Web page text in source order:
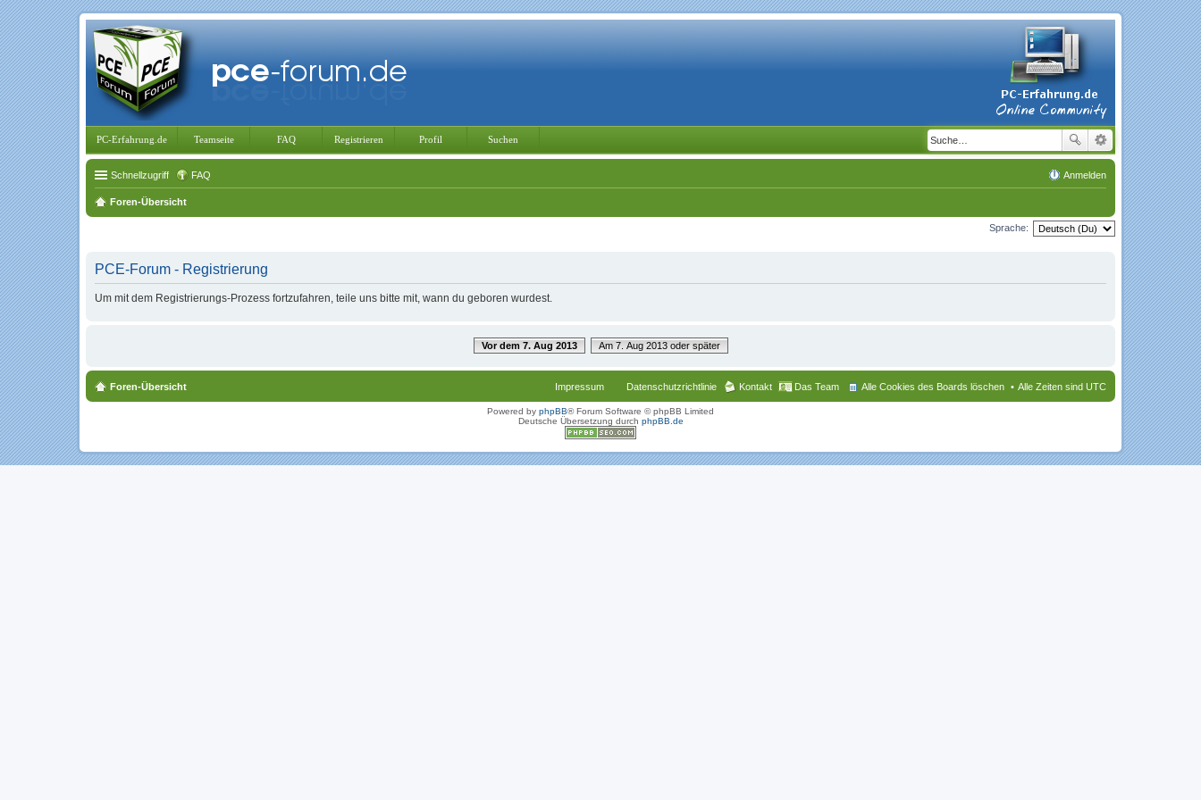
PC-Erfahrung.de Teamseite FAQ Registrieren Profil Suchen
Schnellzugriff FAQ Anmelden
Foren-Übersicht
Sprache:
PCE-Forum - Registrierung
Um mit dem Registrierungs-Prozess fortzufahren, teile uns bitte mit, wann du geboren wurdest.
Vor dem 7. Aug 2013 Am 7. Aug 2013 oder später
Foren-Übersicht Alle Zeiten sind UTC
Alle Cookies des Boards löschen
Das Team
Kontakt
Datenschutzrichtlinie
Impressum
Powered by phpBB® Forum Software © phpBB Limited
Deutsche Übersetzung durch phpBB.de